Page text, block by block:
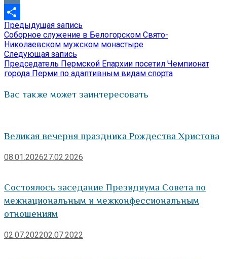
VK
Отправить
Навигация
по
записям
Предыдущая запись
запись:
Соборное служение в Белогорском Свято-
Николаевском мужском монастыре
Следующая запись
запись:
Председатель Пермской Епархии посетил Чемпионат
города Перми по адаптивным видам спорта
Вас также может заинтересовать
Великая вечерня праздника Рождества Христова
08.01.202627.02.2026
Состоялось заседание Президиума Совета по
межнациональным и межконфессиональным
отношениям
02.07.202202.07.2022